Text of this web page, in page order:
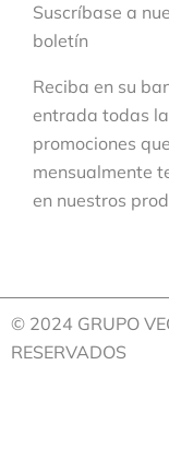
Suscríbase a
boletín
Reciba en su
entrada todas
promociones que
mensualmente
en nuestros
© 2024 GRUPO
RESERVADOS